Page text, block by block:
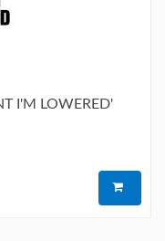
I'M LOWERED'